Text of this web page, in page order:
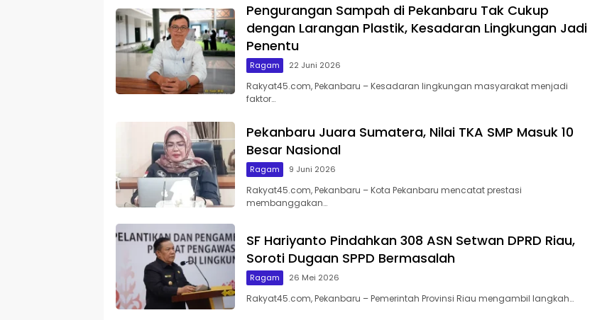
Pengurangan Sampah di Pekanbaru Tak Cukup
dengan Larangan Plastik, Kesadaran Lingkungan Jadi
Penentu
Ragam 22 Juni 2026
Rakyat45.com, Pekanbaru – Kesadaran lingkungan masyarakat menjadi
faktor…
Pekanbaru Juara Sumatera, Nilai TKA SMP Masuk 10
Besar Nasional
Ragam 9 Juni 2026
Rakyat45.com, Pekanbaru – Kota Pekanbaru mencatat prestasi
membanggakan…
SF Hariyanto Pindahkan 308 ASN Setwan DPRD Riau,
Soroti Dugaan SPPD Bermasalah
Ragam 26 Mei 2026
Rakyat45.com, Pekanbaru – Pemerintah Provinsi Riau mengambil langkah…